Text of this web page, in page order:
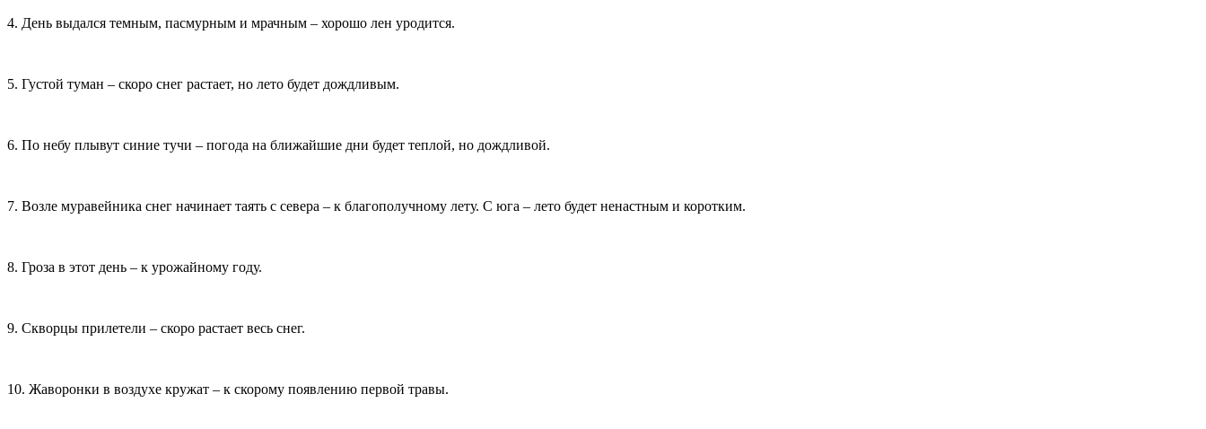
4. День выдался темным, пасмурным и мрачным – хорошо лен уродится.
5. Густой туман – скоро снег растает, но лето будет дождливым.
6. По небу плывут синие тучи – погода на ближайшие дни будет теплой, но дождливой.
7. Возле муравейника снег начинает таять с севера – к благополучному лету. С юга – лето будет ненастным и коротким.
8. Гроза в этот день – к урожайному году.
9. Скворцы прилетели – скоро растает весь снег.
10. Жаворонки в воздухе кружат – к скорому появлению первой травы.